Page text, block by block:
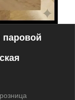
паровой